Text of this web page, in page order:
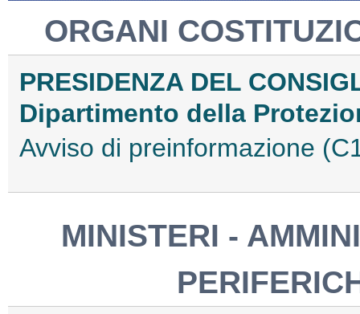
ORGANI
PRESIDENZA DEL
Dipartimento della
Avviso di preinformazione
MINISTERI -